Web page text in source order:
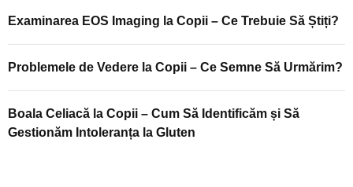
Examinarea EOS Imaging la Copii – Ce Trebuie Să Știți?
Problemele de Vedere la Copii – Ce Semne Să Urmărim?
Boala Celiacă la Copii – Cum Să Identificăm și Să
Gestionăm Intoleranța la Gluten